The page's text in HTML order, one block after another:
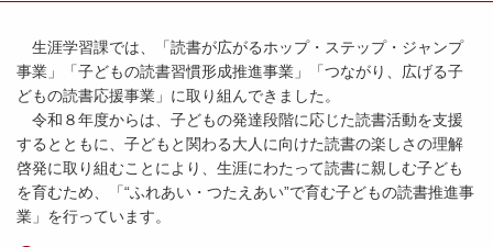
生涯学習課では、「読書が広がるホップ・ステップ・ジャンプ
事業」「子どもの読書習慣形成推進事業」「つながり、広げる子
どもの読書応援事業」に取り組んできました。
令和８年度からは、子どもの発達段階に応じた読書活動を支援
するとともに、子どもと関わる大人に向けた読書の楽しさの理解
啓発に取り組むことにより、生涯にわたって読書に親しむ子ども
を育むため、「“ふれあい・つたえあい”で育む子どもの読書推進事
業」を行っています。